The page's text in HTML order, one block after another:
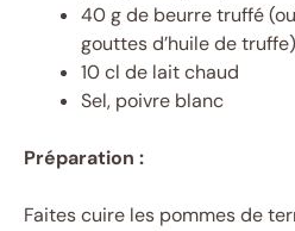
40 g de beurre truffé
gouttes d’huile de truffe)
10 cl de lait chaud
Sel, poivre blanc
Préparation :
Faites cuire les pommes de